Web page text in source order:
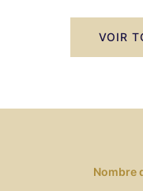
VOIR
Nombre